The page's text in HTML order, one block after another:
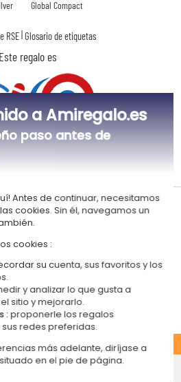
Global Compact
RSE|Glosario de etiquetas
Este regalo es
y gastos de envío
y de los gastos de envío de este
se aplican para un pedido con
ESTÁNDAR
en punto de
a Amiregalo.es
paso antes de
Antes de continuar, necesitamos
cookies. Sin él, navegamos un
cookies :
su cuenta, sus favoritos y los
y analizar lo que gusta a
sitio y mejorarlo.
:proponerle los regalos
redes preferidas.
más adelante, diríjase a
en el pie de página.